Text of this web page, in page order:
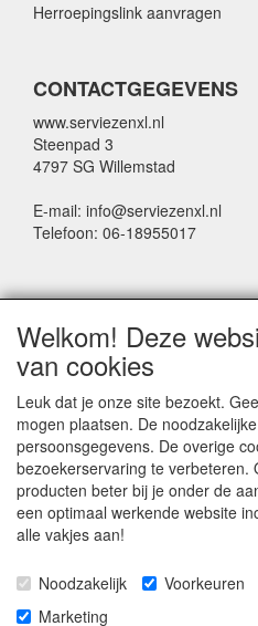
Herroepingslink aanvragen
CONTACTGEGEVENS
www.serviezenxl.nl
Steenpad 3
4797 SG Willemstad
E-mail: info@serviezenxl.nl
Telefoon: 06-18955017
Voornaam
Achternaam
E-mail
Welkom! Deze
van cookies
Leuk dat je onze site bezoekt.
mogen plaatsen. De
persoonsgegevens. De overige
bezoekerservaring te verbeteren.
producten beter bij je onder de
een optimaal werkende website
alle vakjes aan!
Noodzakelijk Voorkeuren
Marketing